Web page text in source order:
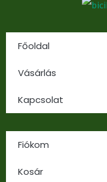
Főoldal
Vásárlás
Kapcsolat
Fiókom
Kosár